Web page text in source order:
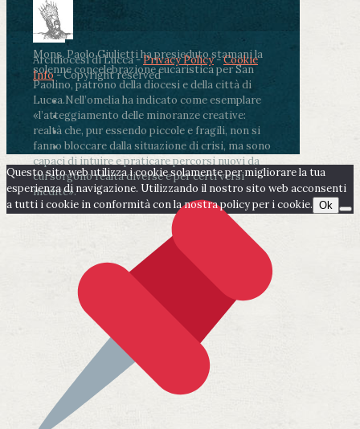
Mons. Paolo Giulietti ha presieduto stamani la
solenne concelebrazione eucaristica per San
Paolino, patrono della diocesi e della città di
Lucca.Nell’omelia ha indicato come esemplare
«l’atteggiamento delle minoranze creative:
realtà che, pur essendo piccole e fragili, non si
fanno bloccare dalla situazione di crisi, ma sono
capaci di intuire e praticare percorsi nuovi da
cui sorgono realtà diverse e per certi versi
inedite».
Arcidiocesi di Lucca -Privacy Policy-Cookie
Info- Copyright reserved
Questo sito web utilizza i cookie solamente per migliorare la tua
esperienza di navigazione. Utilizzando il nostro sito web acconsenti
a tutti i cookie in conformità con la nostra policy per i cookie. Ok